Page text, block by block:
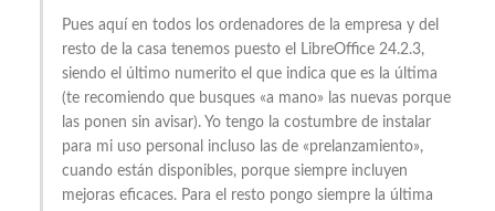
Pues aquí en todos los ordenadores de la empresa y del
resto de la casa tenemos puesto el LibreOffice 24.2.3,
siendo el último numerito el que indica que es la última
(te recomiendo que busques «a mano» las nuevas porque
las ponen sin avisar). Yo tengo la costumbre de instalar
para mi uso personal incluso las de «prelanzamiento»,
cuando están disponibles, porque siempre incluyen
mejoras eficaces. Para el resto pongo siempre la última